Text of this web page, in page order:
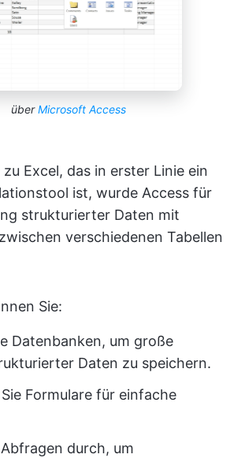
überMicrosoft Access
Excel, das in erster Linie ein
ist, wurde Access für
strukturierter Daten mit
verschiedenen Tabellen
Sie:
Datenbanken, um große
Daten zu speichern.
Formulare für einfache
durch, um